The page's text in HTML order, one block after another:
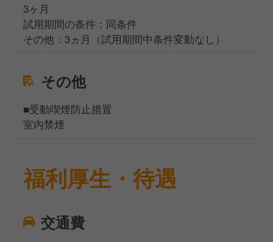
3ヶ月
試用期間の条件：同条件
その他：3ヵ月（試用期間中条件変動なし）
その他
■受動喫煙防止措置
室内禁煙
福利厚生・待遇
交通費